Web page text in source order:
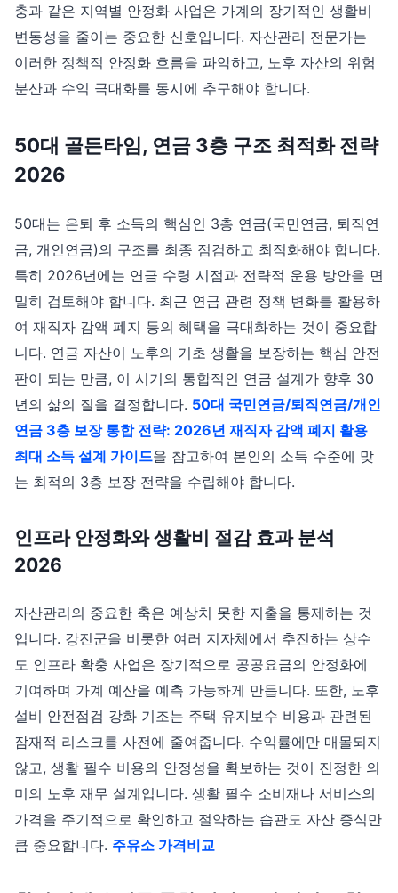
충과 같은 지역별 안정화 사업은 가계의 장기적인 생활비
변동성을 줄이는 중요한 신호입니다. 자산관리 전문가는
이러한 정책적 안정화 흐름을 파악하고, 노후 자산의 위험
분산과 수익 극대화를 동시에 추구해야 합니다.
50대 골든타임, 연금 3층 구조 최적화 전략
2026
50대는 은퇴 후 소득의 핵심인 3층 연금(국민연금, 퇴직연
금, 개인연금)의 구조를 최종 점검하고 최적화해야 합니다.
특히 2026년에는 연금 수령 시점과 전략적 운용 방안을 면
밀히 검토해야 합니다. 최근 연금 관련 정책 변화를 활용하
여 재직자 감액 폐지 등의 혜택을 극대화하는 것이 중요합
니다. 연금 자산이 노후의 기초 생활을 보장하는 핵심 안전
판이 되는 만큼, 이 시기의 통합적인 연금 설계가 향후 30
년의 삶의 질을 결정합니다. 50대 국민연금/퇴직연금/개인
연금 3층 보장 통합 전략: 2026년 재직자 감액 폐지 활용
최대 소득 설계 가이드을 참고하여 본인의 소득 수준에 맞
는 최적의 3층 보장 전략을 수립해야 합니다.
인프라 안정화와 생활비 절감 효과 분석
2026
자산관리의 중요한 축은 예상치 못한 지출을 통제하는 것
입니다. 강진군을 비롯한 여러 지자체에서 추진하는 상수
도 인프라 확충 사업은 장기적으로 공공요금의 안정화에
기여하며 가계 예산을 예측 가능하게 만듭니다. 또한, 노후
설비 안전점검 강화 기조는 주택 유지보수 비용과 관련된
잠재적 리스크를 사전에 줄여줍니다. 수익률에만 매몰되지
않고, 생활 필수 비용의 안정성을 확보하는 것이 진정한 의
미의 노후 재무 설계입니다. 생활 필수 소비재나 서비스의
가격을 주기적으로 확인하고 절약하는 습관도 자산 증식만
큼 중요합니다. 주유소 가격비교